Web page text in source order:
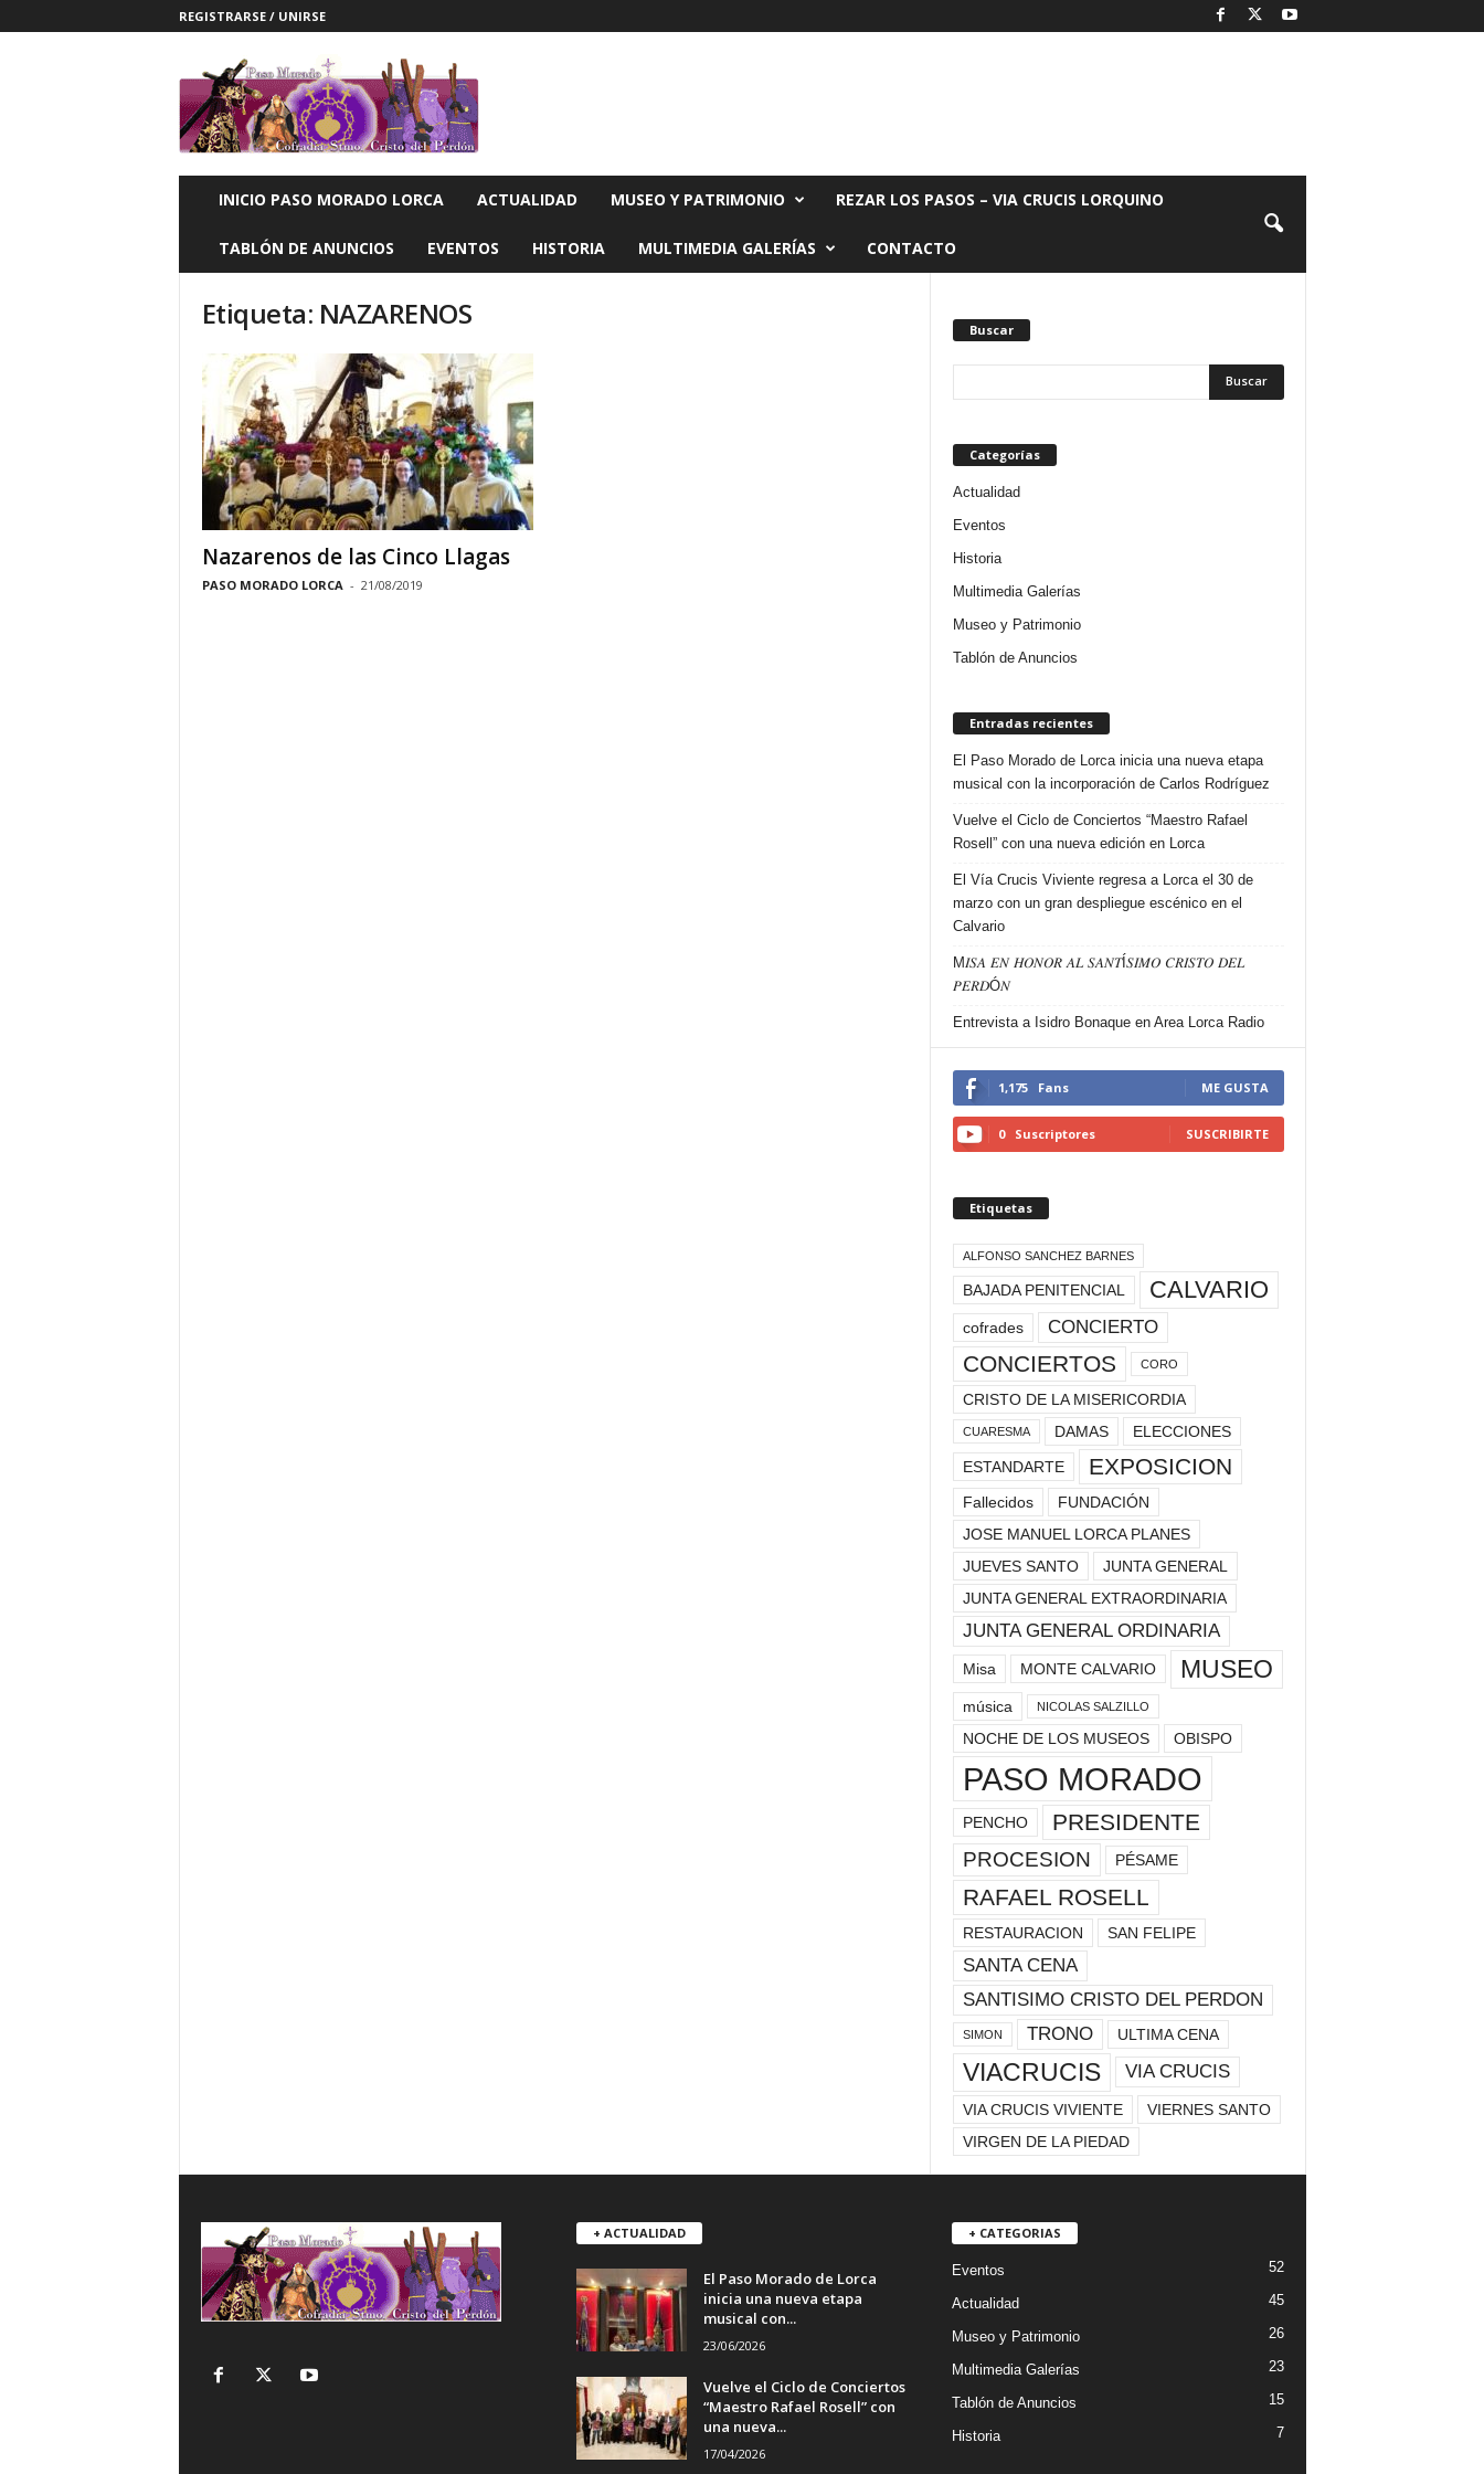
REGISTRARSE / UNIRSE
a
s
o
M
INICIO PASO MORADO LORCA ACTUALIDAD MUSEO Y PATRIMONIO REZAR LOS PASOS – VIA CRUCIS LORQUINO
TABLÓN DE ANUNCIOS EVENTOS HISTORIA MULTIMEDIA GALERÍAS CONTACTO
Etiqueta: NAZARENOS
Nazarenos de las Cinco Llagas
PASO MORADO LORCA - 21/08/2019
Buscar
Categorías
Actualidad
Eventos
Historia
Multimedia Galerías
Museo y Patrimonio
Tablón de Anuncios
Entradas recientes
El Paso Morado de Lorca inicia una nueva etapa
musical con la incorporación de Carlos Rodríguez
Vuelve el Ciclo de Conciertos “Maestro Rafael
Rosell” con una nueva edición en Lorca
El Vía Crucis Viviente regresa a Lorca el 30 de
marzo con un gran despliegue escénico en el
Calvario
M𝐼𝑆𝐴 𝐸𝑁 𝐻𝑂𝑁𝑂𝑅 𝐴𝐿 𝑆𝐴𝑁𝑇Í𝑆𝐼𝑀𝑂 𝐶𝑅𝐼𝑆𝑇𝑂 𝐷𝐸𝐿
𝑃𝐸𝑅𝐷Ó𝑁
Entrevista a Isidro Bonaque en Area Lorca Radio
1,175 Fans ME GUSTA
0 Suscriptores SUSCRIBIRTE
Etiquetas
ALFONSO SANCHEZ BARNES
BAJADA PENITENCIAL CALVARIO
cofrades CONCIERTO
CONCIERTOS CORO
CRISTO DE LA MISERICORDIA
CUARESMA DAMAS
ELECCIONES
ESTANDARTE
EXPOSICION
Fallecidos
FUNDACIÓN
JOSE MANUEL LORCA PLANES
JUEVES SANTO
JUNTA GENERAL
JUNTA GENERAL EXTRAORDINARIA
JUNTA GENERAL ORDINARIA
Misa MONTE CALVARIO MUSEO
música NICOLAS SALZILLO
NOCHE DE LOS MUSEOS OBISPO
PASO MORADO
PENCHO PRESIDENTE
PROCESION PÉSAME
RAFAEL ROSELL
RESTAURACION SAN FELIPE
SANTA CENA
SANTISIMO CRISTO DEL PERDON
SIMON TRONO ULTIMA CENA
VIACRUCIS VIA CRUCIS
VIA CRUCIS VIVIENTE
VIERNES SANTO
VIRGEN DE LA PIEDAD
+ ACTUALIDAD
El Paso Morado de Lorca
inicia una nueva etapa
musical con...
23/06/2026
Vuelve el Ciclo de Conciertos
“Maestro Rafael Rosell” con
una nueva...
17/04/2026
+ CATEGORIAS
Eventos 52
Actualidad 45
Museo y Patrimonio 26
Multimedia Galerías 23
Tablón de Anuncios 15
Historia 7